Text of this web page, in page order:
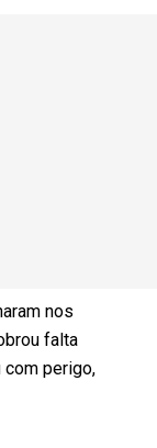
nos
falta
com perigo,